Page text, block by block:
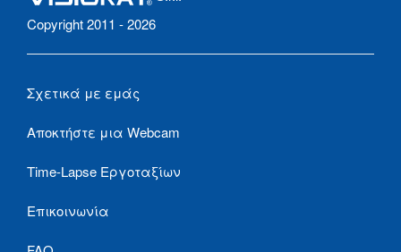
Copyright 2011 - 2026
Σχετικά με εμάς
Αποκτήστε μια Webcam
Time-Lapse Εργοταξίων
Επικοινωνία